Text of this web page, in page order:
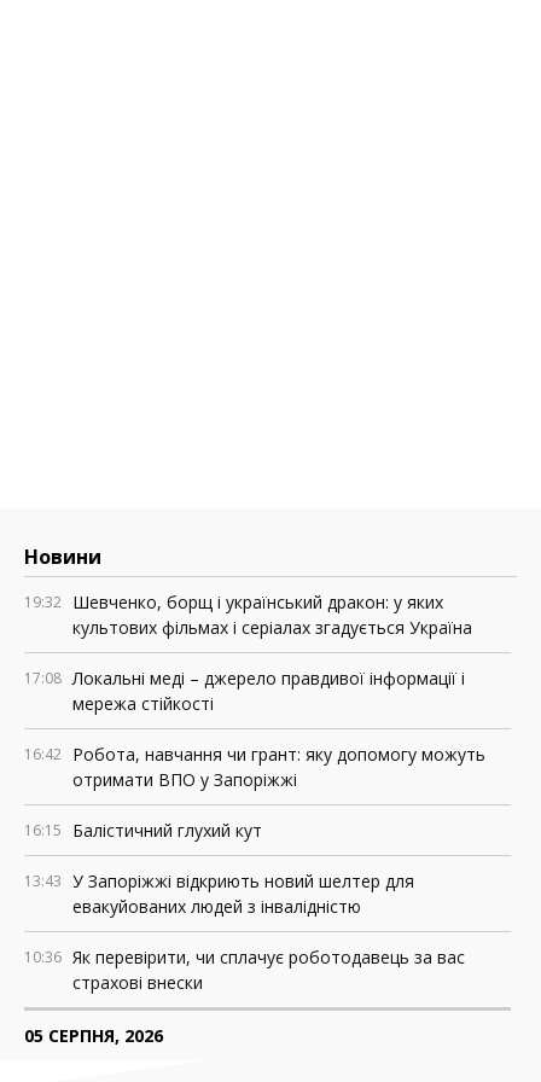
Новини
19:32 Шевченко, борщ і український дракон: у яких
культових фільмах і серіалах згадується Україна
17:08 Локальні меді – джерело правдивої інформації і
мережа стійкості
16:42 Робота, навчання чи грант: яку допомогу можуть
отримати ВПО у Запоріжжі
16:15 Балістичний глухий кут
13:43 У Запоріжжі відкриють новий шелтер для
евакуйованих людей з інвалідністю
10:36 Як перевірити, чи сплачує роботодавець за вас
страхові внески
05 СЕРПНЯ, 2026